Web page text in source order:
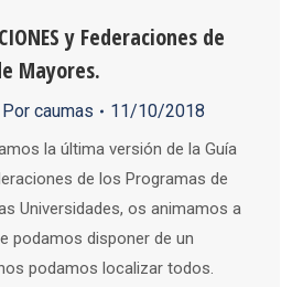
y Federaciones de
Mayores.
Por caumas 11/10/2018
la última versión de la Guía
de los Programas de
Universidades, os animamos a
podamos disponer de un
podamos localizar todos.